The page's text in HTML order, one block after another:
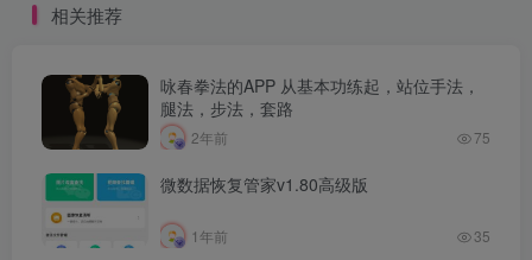
相关推荐
咏春拳法的APP 从基本功练起，站位手法，
腿法，步法，套路
2年前 75
微数据恢复管家v1.80高级版
1年前 35